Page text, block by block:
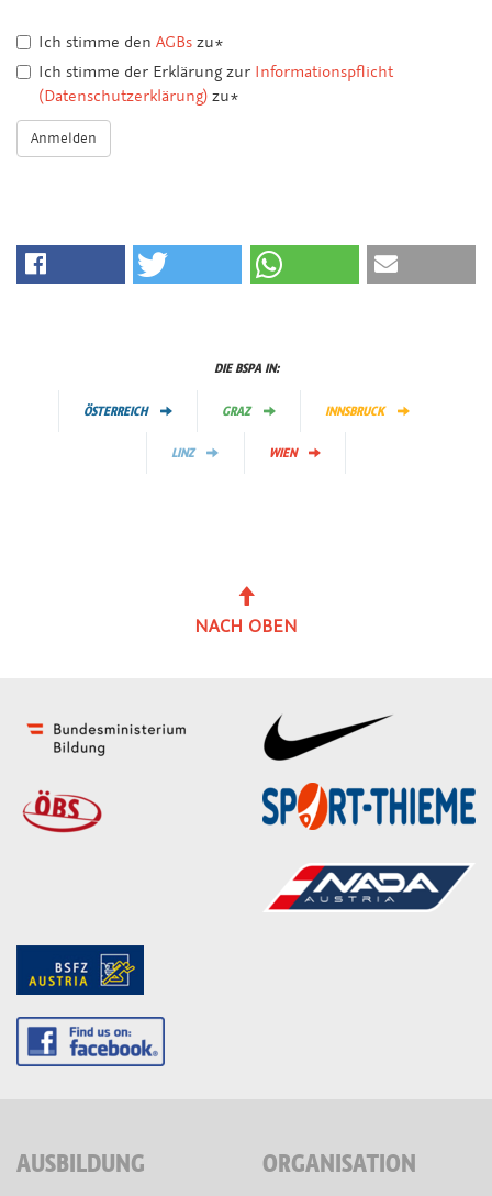
Ich stimme den AGBs zu*
Ich stimme der Erklärung zur Informationspflicht
(Datenschutzerklärung) zu*
DIE BSPA IN:
ÖSTERREICH GRAZ INNSBRUCK
LINZ WIEN
NACH OBEN
AUSBILDUNG ORGANISATION